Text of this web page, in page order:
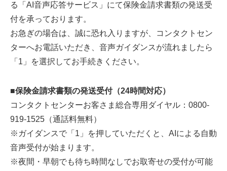
る「AI音声応答サービス」にて保険金請求書類の発送受
付を承っております。
お急ぎの場合は、誠に恐れ入りますが、コンタクトセン
ターへお電話いただき、音声ガイダンスが流れましたら
「1」を選択してお手続きください。
■保険金請求書類の発送受付（24時間対応）
コンタクトセンターお客さま総合専用ダイヤル：0800-
919-1525（通話料無料）
※ガイダンスで「1」を押していただくと、AIによる自動
音声受付が始まります。
※夜間・早朝でも待ち時間なしでお取寄せの受付が可能